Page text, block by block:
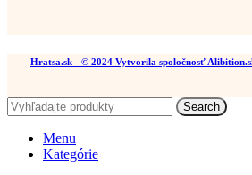
Hratsa.sk - © 2024 Vytvorila spoločnosť
Search
Menu
Kategórie